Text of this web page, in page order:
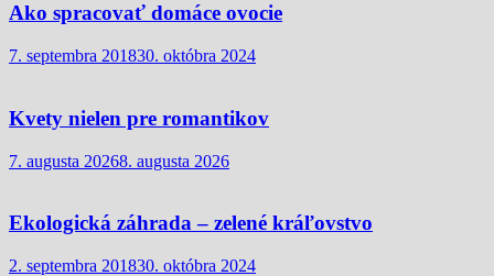
Ako spracovať domáce ovocie
7. septembra 201830. októbra 2024
Kvety nielen pre romantikov
7. augusta 20268. augusta 2026
Ekologická záhrada – zelené kráľovstvo
2. septembra 201830. októbra 2024